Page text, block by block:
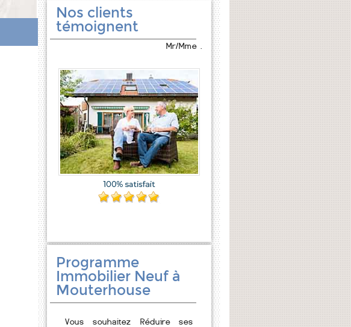
Nos clients
témoignent
Mr/Mme .
Programme
Immobilier Neuf à
Mouterhouse
Vous souhaitez Réduire ses